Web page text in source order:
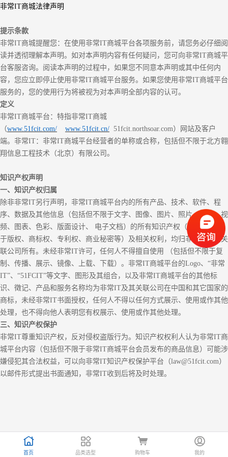
非常IT商城法律声明
提示条款
非常IT商城提醒您：在使用非常IT商城平台各项服务前，请您务必仔细阅
读并透彻理解本声明。如对本声明内容有任何疑问，您可向非常IT商城平
台客服咨询。阅读本声明的过程中，如果您不同意本声明或其中任何内
容，您应立即停止使用非常IT商城平台服务。如果您使用非常IT商城平台
服务的，您的使用行为将被视为对本声明全部内容的认可。
定义
非常IT商城平台：特指非常IT商城
（www.51fcit.com/ www.51fcit.cn/ 51fcit.northsoar.com）网站及客户
端。非常IT：非常IT商城平台经营者的单称或合称，包括但不限于北方翱
翔信息工程技术（北京）有限公司。
知识产权声明
一、知识产权归属
除非非常IT另行声明，非常IT商城平台内的所有产品、技术、软件、程
序、数据及其他信息（包括但不限于文字、图像、图片、照片、音频、视
频、图表、色彩、版面设计、 电子文档）的所有知识产权（包括但不限
于版权、商标权、专利权、商业秘密等）及相关权利，均归非常IT或其关
联公司所有。未经非常IT许可，任何人不得擅自使用 （包括但不限于复
制、传播、展示、镜像、上载、下载）。非常IT商城平台的Logo、“非常
IT”、“51FCIT”等文字、图形及其组合，以及非常IT商城平台的其他标
识、徵记、产品和服务名称均为非常IT及其关联公司在中国和其它国家的
商标，未经非常IT书面授权，任何人不得以任何方式展示、使用或作其他
处理，也不得向他人表明您有权展示、使用或作其他处理。
三、知识产权保护
非常IT尊重知识产权，反对侵权盗版行为。知识产权权利人认为非常IT商
城平台内容（包括但不限于非常IT商城平台会员发布的商品信息）可能涉
嫌侵犯其合法权益，可以向非常IT知识产权保护平台（law@51fcit.com）
以邮件形式提出书面通知，非常IT收到后将及时处理。
首页 品类选型 购物车 我的